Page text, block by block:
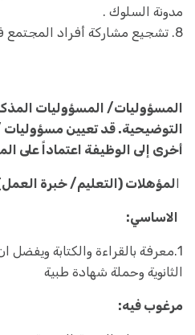
مدونة السلوك .
8. تشجيع مشاركة أفراد المجتمع في جميع أنشطة تعزيز الصحة
المسؤوليات/ المسؤوليات
التوضيحية. قد تعيين
أخرى إلى الوظيفة اعتماداً على
المؤهلات (التعليم/ خبرة
الاساسي:
1.معرفة بالقراءة والكتابة
الثانوية وحملة شهادة طبية
مرغوب فيه: